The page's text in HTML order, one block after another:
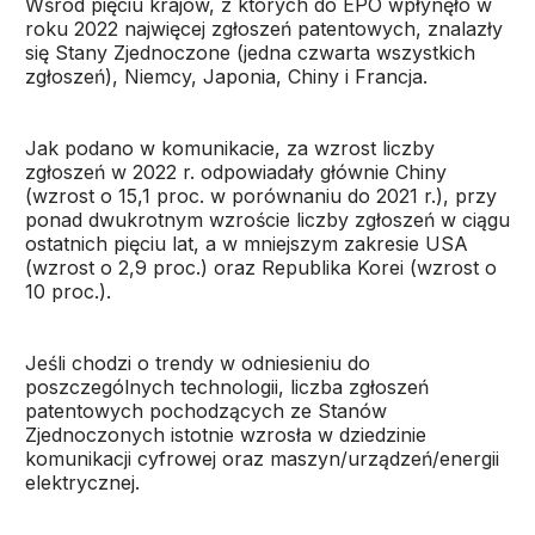
Wśród pięciu krajów, z których do EPO wpłynęło w
roku 2022 najwięcej zgłoszeń patentowych, znalazły
się Stany Zjednoczone (jedna czwarta wszystkich
zgłoszeń), Niemcy, Japonia, Chiny i Francja.
Jak podano w komunikacie, za wzrost liczby
zgłoszeń w 2022 r. odpowiadały głównie Chiny
(wzrost o 15,1 proc. w porównaniu do 2021 r.), przy
ponad dwukrotnym wzroście liczby zgłoszeń w ciągu
ostatnich pięciu lat, a w mniejszym zakresie USA
(wzrost o 2,9 proc.) oraz Republika Korei (wzrost o
10 proc.).
Jeśli chodzi o trendy w odniesieniu do
poszczególnych technologii, liczba zgłoszeń
patentowych pochodzących ze Stanów
Zjednoczonych istotnie wzrosła w dziedzinie
komunikacji cyfrowej oraz maszyn/urządzeń/energii
elektrycznej.